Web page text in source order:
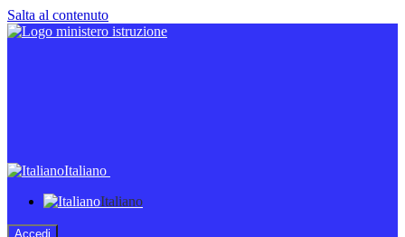
Salta al contenuto
Italiano
Italiano
Accedi